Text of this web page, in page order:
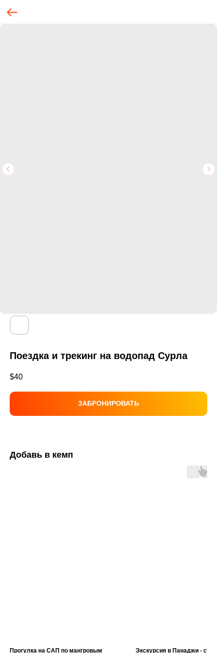
Поездка и трекинг на водопад Сурла
$40
ЗАБРОНИРОВАТЬ
Добавь в кемп
Прогулка на САП по мангровым Экскурсия в Панаджи -